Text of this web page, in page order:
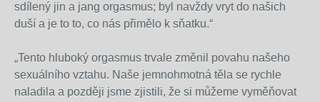
sdílený jin a jang orgasmus; byl navždy vryt do našich
duší a je to to, co nás přimělo k sňatku.“
„Tento hluboký orgasmus trvale změnil povahu našeho
sexuálního vztahu. Naše jemnohmotná těla se rychle
naladila a později jsme zjistili, že si můžeme vyměňovat